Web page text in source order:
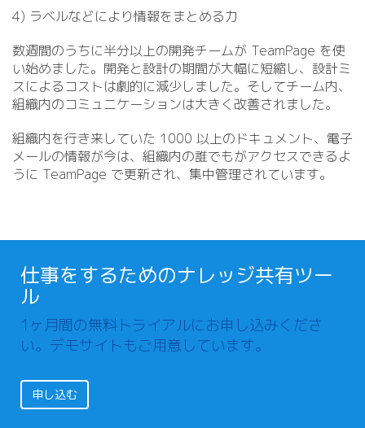
4) ラベルなどにより情報をまとめる力
数週間のうちに半分以上の開発チームが TeamPage を使
い始めました。開発と設計の期間が大幅に短縮し、設計ミ
スによるコストは劇的に減少しました。そしてチーム内、
組織内のコミュニケーションは大きく改善されました。
組織内を行き来していた 1000 以上のドキュメント、電子
メールの情報が今は、組織内の誰でもがアクセスできるよ
うに TeamPage で更新され、集中管理されています。
仕事をするためのナレッジ共有ツー
ル
1ヶ月間の無料トライアルにお申し込みくださ
い。デモサイトもご用意しています。
申し込む